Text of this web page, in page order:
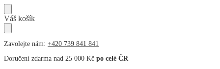
Přeskočit
na
navigaci
Přeskočit
na
obsah
Váš košík
Zavolejte nám: +420 739 841 841
Doručení zdarma nad 25 000 Kč po celé ČR